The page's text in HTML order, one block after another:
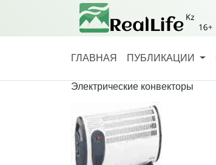
ГЛАВНАЯ ПУБЛИКАЦИИ
Электрические конвекторы